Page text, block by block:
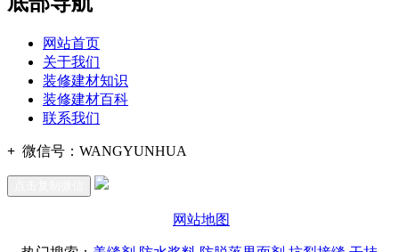
网站首页
关于我们
装修建材知识
装修建材百科
联系我们
+ 微信号： WANGYUNHUA
网站地图